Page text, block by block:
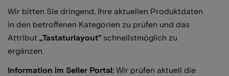
Wir bitten Sie dringend, Ihre aktuellen Produktdaten
in den betroffenen Kategorien zu prüfen und das
Attribut „Tastaturlayout” schnellstmöglich zu
ergänzen.
Information im Seller Portal: Wir prüfen aktuell die